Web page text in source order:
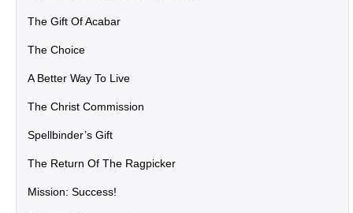
The Gift Of Acabar
The Choice
A Better Way To Live
The Christ Commission
Spellbinder’s Gift
The Return Of The Ragpicker
Mission: Success!